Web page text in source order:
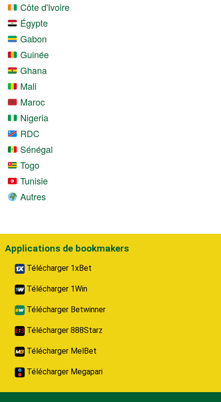
Côte d'Ivoire
Égypte
Gabon
Guinée
Ghana
Mali
Maroc
Nigeria
RDC
Sénégal
Togo
Tunisie
Autres
Applications de bookmakers
Télécharger 1xBet
Télécharger 1Win
Télécharger Betwinner
Télécharger 888Starz
Télécharger MelBet
Télécharger Megapari